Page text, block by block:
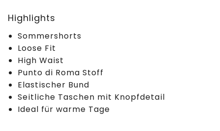
Highlights
Sommershorts
Loose Fit
High Waist
Punto di Roma Stoff
Elastischer Bund
Seitliche Taschen mit Knopfdetail
Ideal für warme Tage